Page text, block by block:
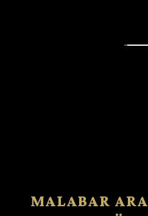
MALABAR